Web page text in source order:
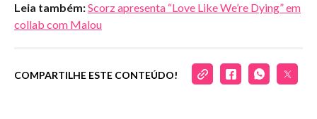
Leia também:Scorz apresenta “Love Like We’re Dying” em
collab com Malou
COMPARTILHE ESTE CONTEÚDO!